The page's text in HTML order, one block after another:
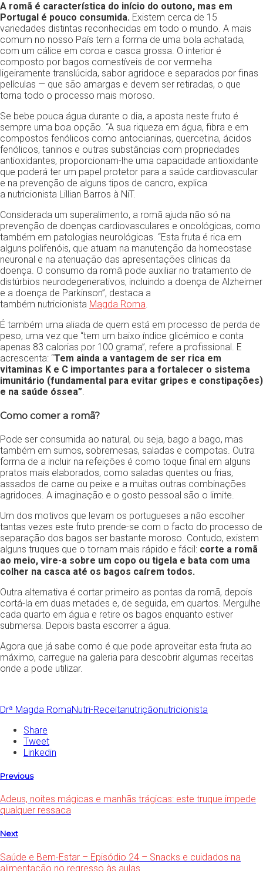
A romã é característica do início do outono, mas em
Portugal é pouco consumida. Existem cerca de 15
variedades distintas reconhecidas em todo o mundo. A mais
comum no nosso País tem a forma de uma bola achatada,
com um cálice em coroa e casca grossa. O interior é
composto por bagos comestíveis de cor vermelha
ligeiramente translúcida, sabor agridoce e separados por finas
películas — que são amargas e devem ser retiradas, o que
torna todo o processo mais moroso.
Se bebe pouca água durante o dia, a aposta neste fruto é
sempre uma boa opção. “A sua riqueza em água, fibra e em
compostos fenólicos como antocianinas, quercetina, ácidos
fenólicos, taninos e outras substâncias com propriedades
antioxidantes, proporcionam-lhe uma capacidade antioxidante
que poderá ter um papel protetor para a saúde cardiovascular
e na prevenção de alguns tipos de cancro, explica
a nutricionista Lillian Barros à NiT.
Considerada um superalimento, a romã ajuda não só na
prevenção de doenças cardiovasculares e oncológicas, como
também em patologias neurológicas. “Esta fruta é rica em
alguns polifenóis, que atuam na manutenção da homeostase
neuronal e na atenuação das apresentações clínicas da
doença. O consumo da romã pode auxiliar no tratamento de
distúrbios neurodegenerativos, incluindo a doença de Alzheimer
e a doença de Parkinson”, destaca a
também nutricionista Magda Roma.
É também uma aliada de quem está em processo de perda de
peso, uma vez que “tem um baixo índice glicémico e conta
apenas 83 calorias por 100 grama”, refere a profissional. E
acrescenta: “Tem ainda a vantagem de ser rica em
vitaminas K e C importantes para a fortalecer o sistema
imunitário (fundamental para evitar gripes e constipações)
e na saúde óssea”.
Como comer a romã?
Pode ser consumida ao natural, ou seja, bago a bago, mas
também em sumos, sobremesas, saladas e compotas. Outra
forma de a incluir na refeições é como toque final em alguns
pratos mais elaborados, como saladas quentes ou frias,
assados de carne ou peixe e a muitas outras combinações
agridoces. A imaginação e o gosto pessoal são o limite.
Um dos motivos que levam os portugueses a não escolher
tantas vezes este fruto prende-se com o facto do processo de
separação dos bagos ser bastante moroso. Contudo, existem
alguns truques que o tornam mais rápido e fácil: corte a romã
ao meio, vire-a sobre um copo ou tigela e bata com uma
colher na casca até os bagos caírem todos.
Outra alternativa é cortar primeiro as pontas da romã, depois
cortá-la em duas metades e, de seguida, em quartos. Mergulhe
cada quarto em água e retire os bagos enquanto estiver
submersa. Depois basta escorrer a água.
Agora que já sabe como é que pode aproveitar esta fruta ao
máximo, carregue na galeria para descobrir algumas receitas
onde a pode utilizar.
Drª Magda RomaNutri-Receitanutriçãonutricionista
Share
Tweet
Linkedin
Previous
Adeus, noites mágicas e manhãs trágicas: este truque impede
qualquer ressaca
Next
Saúde e Bem-Estar – Episódio 24 – Snacks e cuidados na
alimentação no regresso às aulas